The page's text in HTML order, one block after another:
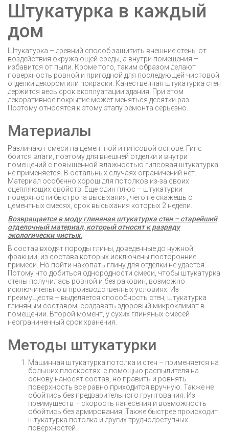
Штукатурка в каждый
дом
Штукатурка – древний способ защитить внешние стены от
воздействия окружающей среды, а внутри помещения –
избавится от пыли. Кроме того, таким образом делают
поверхность ровной и пригодной для последующей чистовой
отделки декором или покраски. Качественная штукатурка стен
держится весь срок эксплуатации здания. При этом
декоративное покрытие может меняться десятки раз.
Поэтому относятся к этому этапу ремонта серьезно.
Материалы
Различают смеси на цементной и гипсовой основе. Гипс
боится влаги, поэтому для внешней отделки и внутри
помещений с повышенной влажностью гипсовая штукатурка
не применяется. В остальных случаях ограничений нет.
Материал особенно хорош для потолков из-за своих
сцепляющих свойств. Еще один плюс – штукатурки
поверхности быстрота высыхания, чего не скажешь о
цементных смесях, срок высыхания которых 2 недели.
Возвращается в моду глиняная штукатурка стен – старейший
отделочный материал, который относят к разряду
экологически чистых.
В состав входят породы глины, доведенные до нужной
фракции, из состава которых исключены посторонние
примеси. Но пойти накопать глину для отделки не удастся.
Потому что добиться однородности смеси, чтобы штукатурка
стены получилась ровной и без раковин, возможно
исключительно в производственных условиях. Из
преимуществ – выделяется способность стен, штукатурка
глиняным составом, создавать здоровый микроклимат в
помещении. Второй момент, у сухих глиняных смесей
неограниченный срок хранения.
Методы штукатурки
Машинная штукатурка потолка и стен – применяется на
больших плоскостях: с помощью распылителя на
основу наносят состав, но править и ровнять
поверхность все равно приходится вручную. Также не
обойтись без предварительного грунтования. Из
преимуществ – скорость нанесения и возможность
обойтись без армирования. Также быстрее происходит
штукатурка потолка и других труднодоступных
поверхностей.